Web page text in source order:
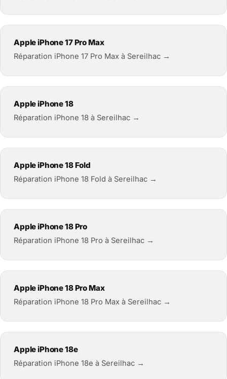
Apple iPhone 17 Pro Max
Réparation iPhone 17 Pro Max à Sereilhac →
Apple iPhone 18
Réparation iPhone 18 à Sereilhac →
Apple iPhone 18 Fold
Réparation iPhone 18 Fold à Sereilhac →
Apple iPhone 18 Pro
Réparation iPhone 18 Pro à Sereilhac →
Apple iPhone 18 Pro Max
Réparation iPhone 18 Pro Max à Sereilhac →
Apple iPhone 18e
Réparation iPhone 18e à Sereilhac →